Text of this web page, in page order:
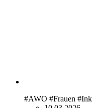
#AWO #Frauen